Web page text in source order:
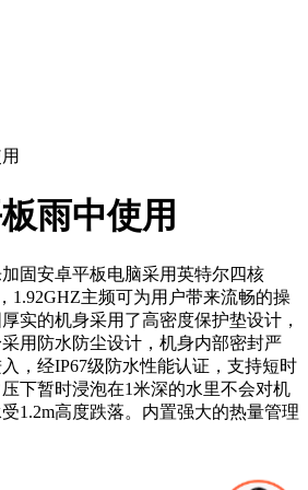
雨中使用
固安卓平板电脑采用英特尔四核
1.92GHZ主频可为用户带来流畅的操
实的机身采用了高密度保护垫设计，
用防水防尘设计，机身内部密封严
，经IP67级防水性能认证，支持短时
下暂时浸泡在1米深的水里不会对机
1.2m高度跌落。内置强大的热量管理